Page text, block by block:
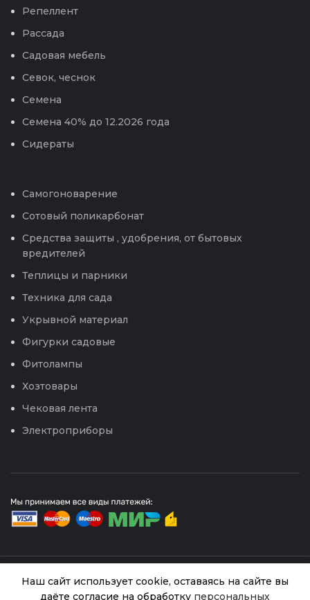
Репеллент
Рассада
Садовая мебель
Севок, чеснок
Семена
Семена 40% до 12.2026 года
Сидераты
Самогоноварение
Сотовый поликарбонат
Средства защиты , удобрения, от бытовых
вредителей
Теплицы и парники
Техника для сада
Укрывной материал
Фигурки садовые
Фитолампы
Хозтовары
Чековая лента
Электроприборы
© 2026
Интернет магазин Успех. ИП Хрипунов Сергей
Александрович
Наш сайт использует cookie, оставаясь на сайте вы
даёте согласие на обработку персональных